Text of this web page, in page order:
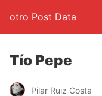
otro Post Data
Tío Pepe
Pilar Ruiz Costa